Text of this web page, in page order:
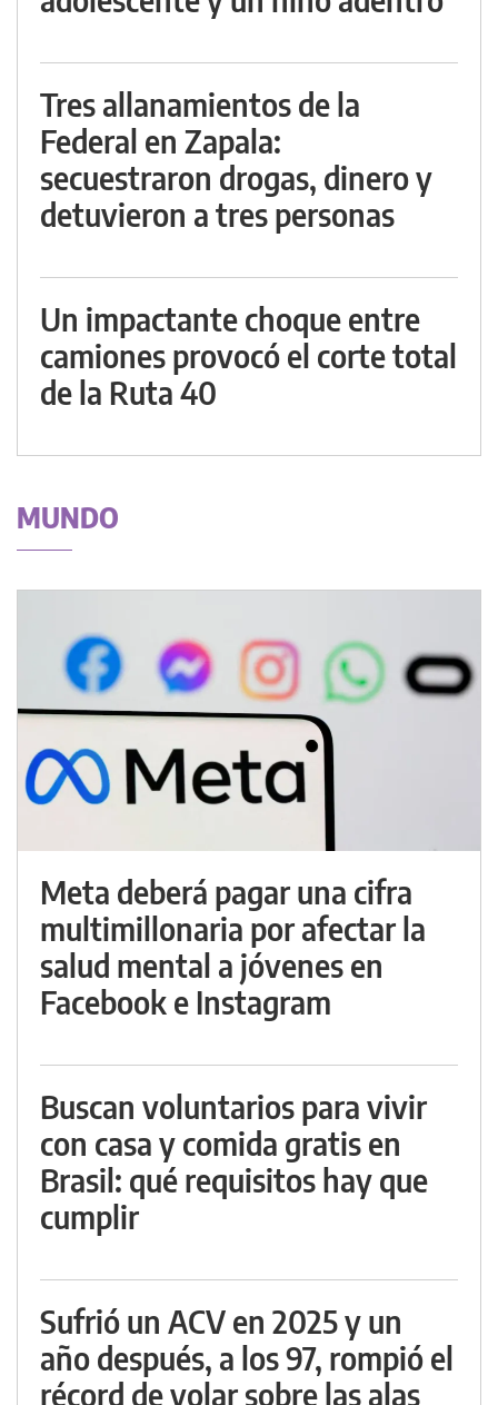
Tres allanamientos de la
Federal en Zapala:
secuestraron drogas, dinero y
detuvieron a tres personas
Un impactante choque entre
camiones provocó el corte total
de la Ruta 40
MUNDO
Meta deberá pagar una cifra
multimillonaria por afectar la
salud mental a jóvenes en
Facebook e Instagram
Buscan voluntarios para vivir
con casa y comida gratis en
Brasil: qué requisitos hay que
cumplir
Sufrió un ACV en 2025 y un
año después, a los 97, rompió el
récord de volar sobre las alas